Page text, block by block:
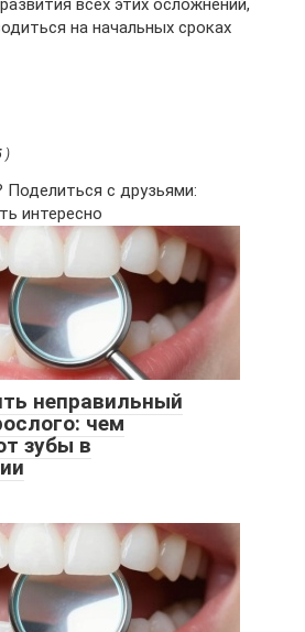
всех этих осложнений,
на начальных сроках
)
Поделиться с друзьями:
интересно
неправильный
чем
зубы в